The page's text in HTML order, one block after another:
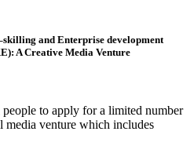
and Enterprise development
A Creative Media Venture
to apply for a limited number
media venture which includes